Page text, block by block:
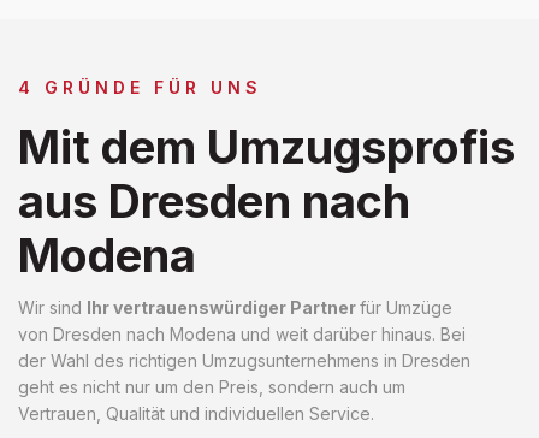
4 GRÜNDE FÜR UNS
Mit dem Umzugsprofis
aus Dresden nach
Modena
Wir sind Ihr vertrauenswürdiger Partnerfür Umzüge
von Dresden nach Modena und weit darüber hinaus. Bei
der Wahl des richtigen Umzugsunternehmens in Dresden
geht es nicht nur um den Preis, sondern auch um
Vertrauen, Qualität und individuellen Service.